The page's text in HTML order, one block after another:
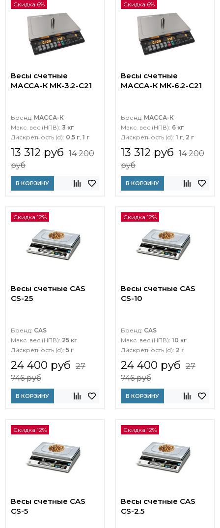
Скидка 6%
Весы счетные
МАССА-К МК-3.2-C21
Бренд: МАССА-К
Макс. вес (НПВ): 3 кг
Дискретность (d): 0,5 г, 1 г
13 312 руб 14 200
руб
В КОРЗИНУ
Скидка 6%
Весы счетные
МАССА-К МК-6.2-C21
Бренд: МАССА-К
Макс. вес (НПВ): 6 кг
Дискретность (d): 1 г, 2 г
13 312 руб 14 200
руб
В КОРЗИНУ
Скидка 12%
Весы счетные CAS
CS-25
Бренд: CAS
Макс. вес (НПВ): 25 кг
Дискретность (d): 5 г
24 400 руб 27
746 руб
В КОРЗИНУ
Скидка 12%
Весы счетные CAS
CS-10
Бренд: CAS
Макс. вес (НПВ): 10 кг
Дискретность (d): 2 г
24 400 руб 27
746 руб
В КОРЗИНУ
Скидка 12%
Весы счетные CAS
CS-5
Скидка 12%
Весы счетные CAS
CS-2.5